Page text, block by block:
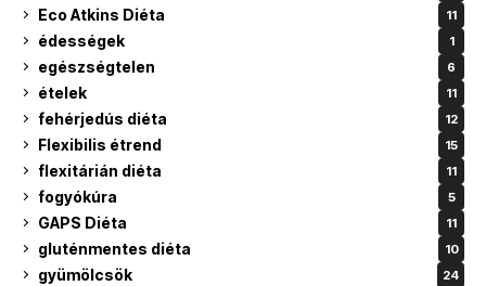
Eco Atkins Diéta 11
édességek 1
egészségtelen 6
ételek 11
fehérjedús diéta 12
Flexibilis étrend 15
flexitárián diéta 11
fogyókúra 5
GAPS Diéta 11
gluténmentes diéta 10
gyümölcsök 24